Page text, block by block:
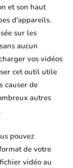
et son haut
d'appareils.
sur les
aucun
vos vidéos
cet outil utile
causer de
autres
pouvez
de votre
vidéo au